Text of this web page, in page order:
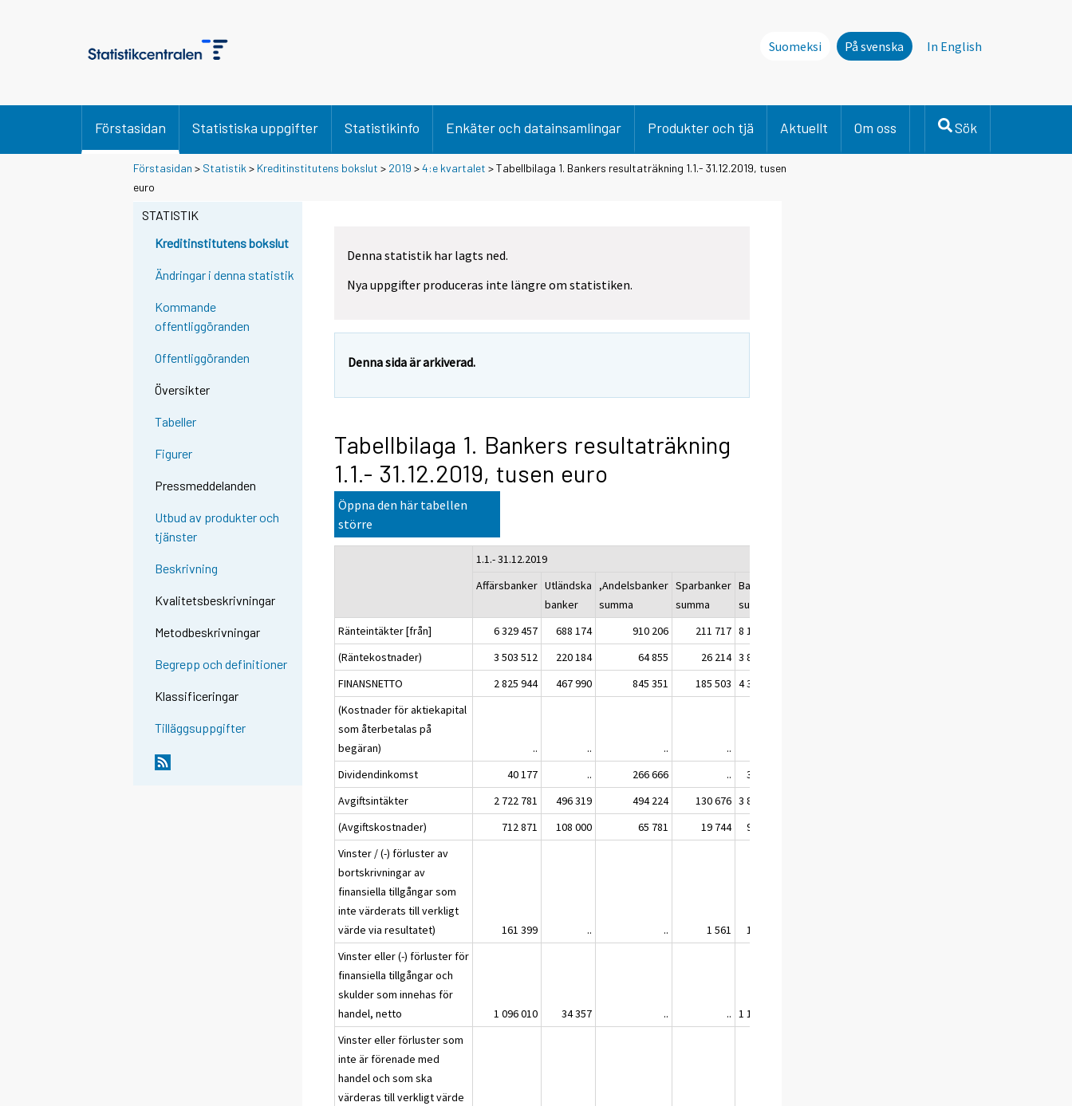
Suomeksi På svenska In English
Förstasidan Statistiska uppgifter Statistikinfo Enkäter och datainsamlingar Produkter och tjä Aktuellt Om oss Sök
Förstasidan > Statistik > Kreditinstitutens bokslut > 2019 >4:e kvartalet > Tabellbilaga 1. Bankers resultaträkning 1.1.- 31.12.2019, tusen
euro
STATISTIK
Kreditinstitutens bokslut
Ändringar i denna statistik
Kommande
offentliggöranden
Offentliggöranden
Översikter
Tabeller
Figurer
Pressmeddelanden
Utbud av produkter och
tjänster
Beskrivning
Kvalitetsbeskrivningar
Metodbeskrivningar
Begrepp och definitioner
Klassificeringar
Tilläggsuppgifter
Denna statistik har lagts ned.
Nya uppgifter produceras inte längre om statistiken.
Denna sida är arkiverad.
Tabellbilaga 1. Bankers resultaträkning
1.1.- 31.12.2019, tusen euro
Öppna den här tabellen
större
1.1.- 31.12.2019
Affärsbanker Utländska
banker
,Andelsbanker
summa
Sparbanker
summa
Banker
summa
Ränteintäkter [från]
6 329 457 688 174 910 206 211 717 8 139 552
(Räntekostnader)
3 503 512 220 184 64 855 26 214 3 814 765
FINANSNETTO
2 825 944 467 990 845 351 185 503 4 324 787
(Kostnader för aktiekapital
som återbetalas på
begäran)
.. .. .. ..
Dividendinkomst
40 177 .. 266 666 ..
320 350
Avgiftsintäkter
2 722 781 496 319 494 224 130 676 3 844 000
(Avgiftskostnader)
712 871 108 000 65 781 19 744
906 396
Vinster / (-) förluster av
bortskrivningar av
finansiella tillgångar som
inte värderats till verkligt
värde via resultatet)
161 399 .. .. 1 561
161 326
Vinster eller (-) förluster för
finansiella tillgångar och
skulder som innehas för
handel, netto
1 096 010 34 357 .. .. 1 140 836
Vinster eller förluster som
inte är förenade med
handel och som ska
värderas till verkligt värde